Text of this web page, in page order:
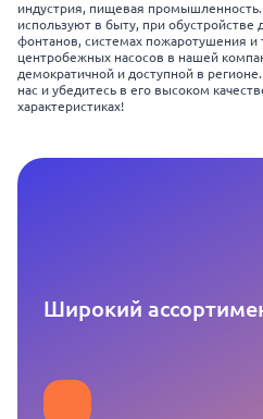
индустрия, пищевая
используют в быту, при обустройстве
фонтанов, системах пожаротушения и
центробежных насосов в нашей
демократичной и доступной в
нас и убедитесь в его высоком
характеристиках!
Широкий